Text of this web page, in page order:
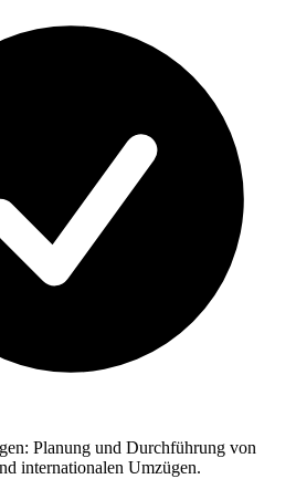
Planung und Durchführung von
internationalen Umzügen.